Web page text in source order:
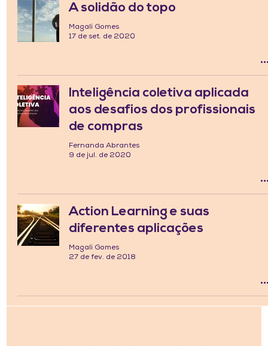
A solidão do topo
Magali Gomes
17 de set. de 2020
Inteligência coletiva aplicada
aos desafios dos profissionais
de compras
Fernanda Abrantes
9 de jul. de 2020
Action Learning e suas
diferentes aplicações
Magali Gomes
27 de fev. de 2018